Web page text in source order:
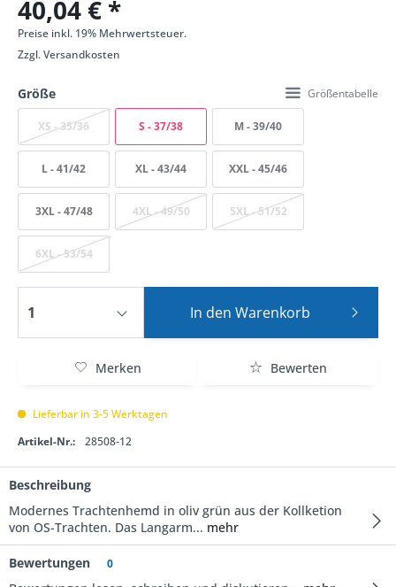
40,04 € *
Preise inkl. 19% Mehrwertsteuer.
Zzgl.Versandkosten
Größe Größentabelle
XS - 35/36 S - 37/38 M - 39/40
L - 41/42 XL - 43/44 XXL - 45/46
3XL - 47/48 4XL - 49/50 5XL - 51/52
6XL - 53/54
In den Warenkorb
Merken Bewerten
Lieferbar in 3-5 Werktagen
Artikel-Nr.:
28508-12
Beschreibung
Modernes Trachtenhemd in oliv grün aus der Kollketion
von OS-Trachten. Das Langarm... mehr
Bewertungen 0